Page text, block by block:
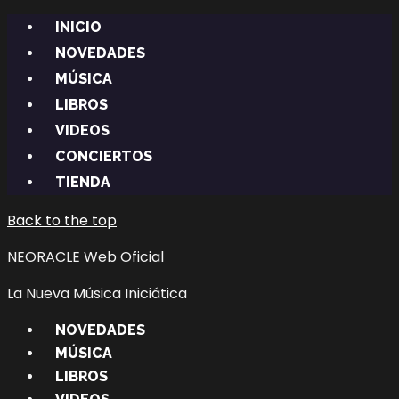
INICIO
NOVEDADES
MÚSICA
LIBROS
VIDEOS
CONCIERTOS
TIENDA
Back to the top
NEORACLE Web Oficial
La Nueva Música Iniciática
NOVEDADES
MÚSICA
LIBROS